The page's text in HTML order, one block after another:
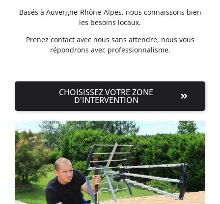
Basés à Auvergne-Rhône-Alpes, nous connaissons bien
les besoins locaux.
Prenez contact avec nous sans attendre, nous vous
répondrons avec professionnalisme.
CHOISISSEZ VOTRE ZONE
D'INTERVENTION